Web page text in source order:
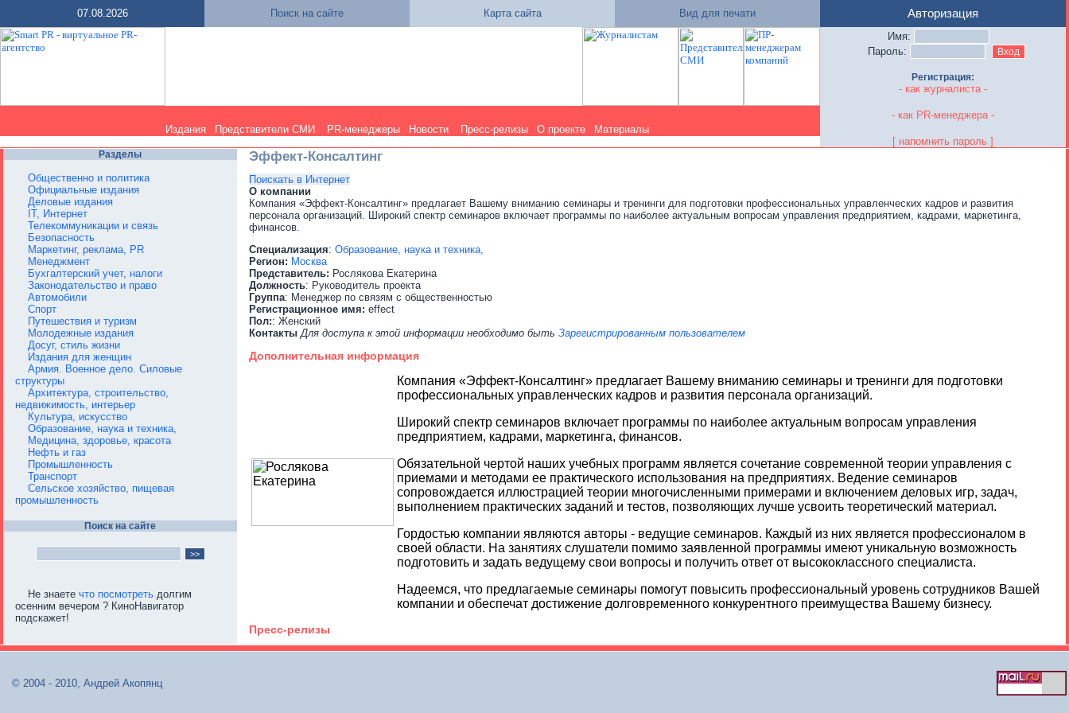
07.08.2026 Поиск на сайте Карта сайта Вид для печати
Издания Представители СМИ PR-менеджеры Новости Пресс-релизы О проекте Материалы
Авторизация
Имя:
Пароль:
Регистрация:
- как журналиста -
- как PR-менеджера -
[ напомнить пароль ]
Разделы
Общественно и политика
Официальные издания
Деловые издания
IT, Интернет
Телекоммуникации и связь
Безопасность
Маркетинг, реклама, PR
Менеджмент
Бухгалтерский учет, налоги
Законодательство и право
Автомобили
Спорт
Путешествия и туризм
Молодежные издания
Досуг, стиль жизни
Издания для женщин
Армия. Военное дело. Силовые
структуры
Архитектура, строительство,
недвижимость, интерьер
Культура, искусство
Образование, наука и техника,
Медицина, здоровье, красота
Нефть и газ
Промышленность
Транспорт
Сельское хозяйство, пищевая
промышленность
Поиск на сайте
Не знаете что посмотреть долгим
осенним вечером ? КиноНавигатор
подскажет!
Эффект-Консалтинг
Поискать в Интернет
О компании
Компания «Эффект-Консалтинг» предлагает Вашему вниманию семинары и тренинги для подготовки профессиональных управленческих кадров и развития
персонала организаций. Широкий спектр семинаров включает программы по наиболее актуальным вопросам управления предприятием, кадрами, маркетинга,
финансов.
Специализация: Образование, наука и техника,
Регион: Москва
Представитель: Рослякова Екатерина
Должность: Руководитель проекта
Группа: Менеджер по связям с общественностью
Регистрационное имя: effect
Пол:: Женский
Контакты Для доступа к этой информации необходимо быть Зарегистрированным пользователем
Дополнительная информация
Компания «Эффект-Консалтинг» предлагает Вашему вниманию семинары и тренинги для подготовки
профессиональных управленческих кадров и развития персонала организаций.
Широкий спектр семинаров включает программы по наиболее актуальным вопросам управления
предприятием, кадрами, маркетинга, финансов.
Обязательной чертой наших учебных программ является сочетание современной теории управления с
приемами и методами ее практического использования на предприятиях. Ведение семинаров
сопровождается иллюстрацией теории многочисленными примерами и включением деловых игр, задач,
выполнением практических заданий и тестов, позволяющих лучше усвоить теоретический материал.
Гордостью компании являются авторы - ведущие семинаров. Каждый из них является профессионалом в
своей области. На занятиях слушатели помимо заявленной программы имеют уникальную возможность
подготовить и задать ведущему свои вопросы и получить ответ от высококлассного специалиста.
Надеемся, что предлагаемые семинары помогут повысить профессиональный уровень сотрудников Вашей
компании и обеспечат достижение долговременного конкурентного преимущества Вашему бизнесу.
Пресс-релизы
© 2004 - 2010, Андрей Акопянц